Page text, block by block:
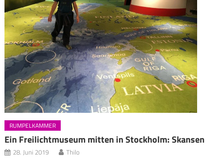
RUMPELKAMMER
Ein Freilichtmuseum mitten in Stockholm: Skansen
28. Juni 2019 Thilo